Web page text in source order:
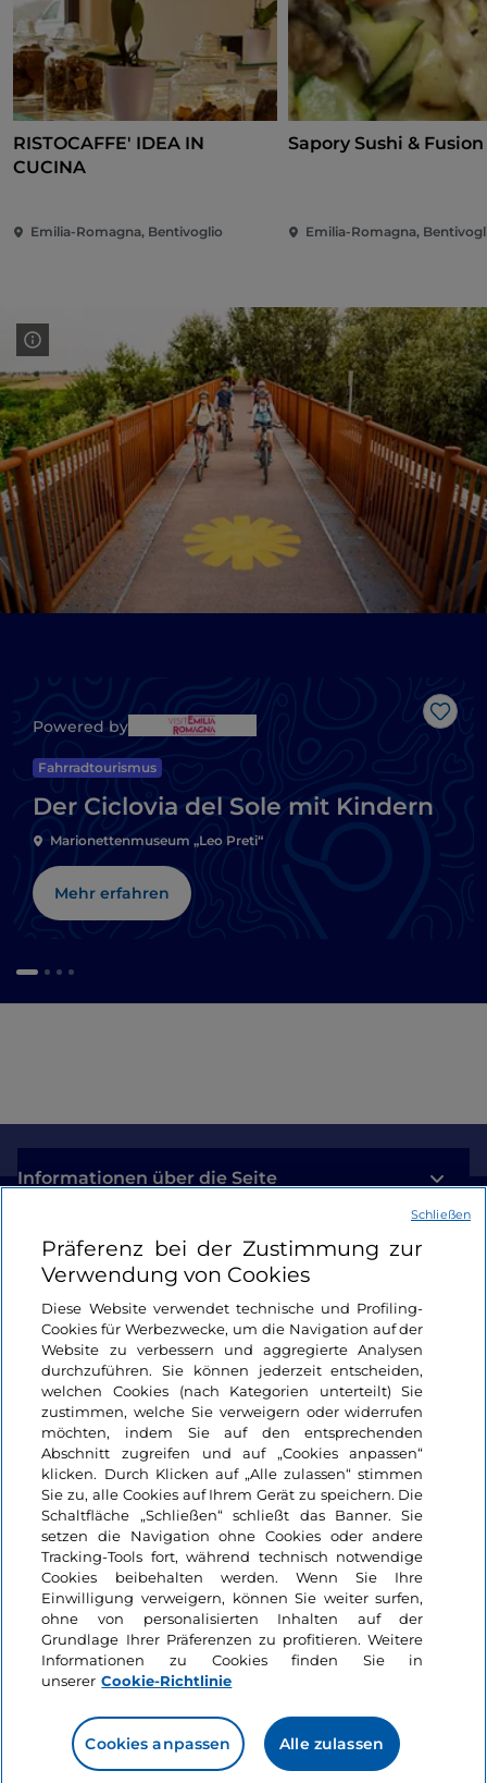
RISTOCAFFE' IDEA IN
CUCINA
Emilia-Romagna, Bentivoglio
Sapory Sushi &
Emilia-Romagna,
Like
Powered by
Fahrradtourismus
Der Ciclovia del Sole mit Kindern
Marionettenmuseum „Leo Preti“
Mehr erfahren
Informationen über die Seite
Nützliche Links
Login
Bleiben wir in Kontakt
Präferenz bei der Zustimmung zur
Verwendung von Cookies
Diese Website verwendet technische und Profiling-
Cookies für Werbezwecke, um die Navigation auf der
Website zu verbessern und aggregierte Analysen
durchzuführen. Sie können jederzeit entscheiden,
welchen Cookies (nach Kategorien unterteilt) Sie
zustimmen, welche Sie verweigern oder widerrufen
möchten, indem Sie auf den entsprechenden
Abschnitt zugreifen und auf „Cookies anpassen“
klicken. Durch Klicken auf „Alle zulassen“ stimmen
Sie zu, alle Cookies auf Ihrem Gerät zu speichern. Die
Schaltfläche „Schließen“ schließt das Banner. Sie
setzen die Navigation ohne Cookies oder andere
Tracking-Tools fort, während technisch notwendige
Cookies beibehalten werden. Wenn Sie Ihre
Einwilligung verweigern, können Sie weiter surfen,
ohne von personalisierten Inhalten auf der
Grundlage Ihrer Präferenzen zu profitieren. Weitere
Informationen zu Cookies finden Sie in
unserer Cookie-Richtlinie
Cookies anpassen Alle zulassen
Schließen